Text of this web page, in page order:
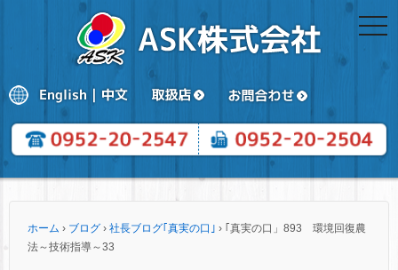
ホーム › ブログ › 社長ブログ｢真実の口｣ › ｢真実の口」893 環境回復農
法～技術指導～33